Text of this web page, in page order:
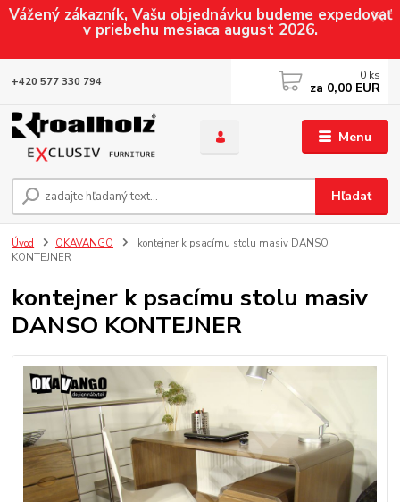
Vážený zákazník, Vašu objednávku budeme expedovať
v priebehu mesiaca august 2026.
Menu
Hľadať
+420 577 330 794 0 ks
za 0,00 EUR
Úvod OKAVANGO
kontejner k psacímu stolu masiv DANSO
KONTEJNER
kontejner k psacímu stolu masiv
DANSO KONTEJNER